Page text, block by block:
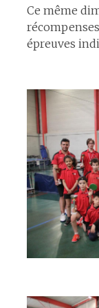
Ce même
épreuves